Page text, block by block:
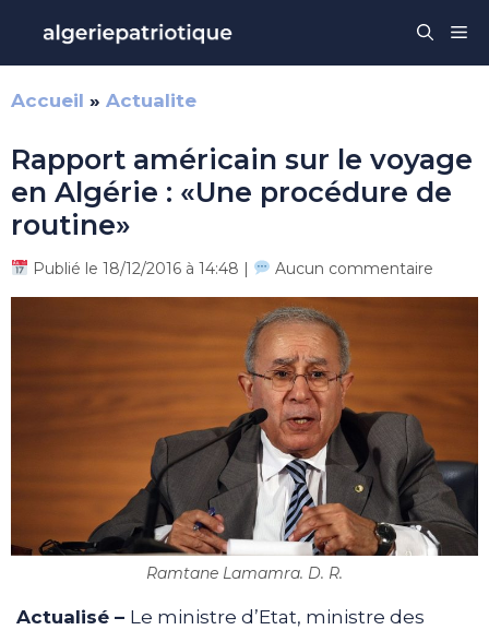
contenu
Accueil » Actualite
Rapport américain sur le voyage
en Algérie : «Une procédure de
routine»
Publié le 18/12/2016 à 14:48 | Aucun commentaire
Ramtane Lamamra. D. R.
Actualisé – Le ministre d’Etat, ministre des